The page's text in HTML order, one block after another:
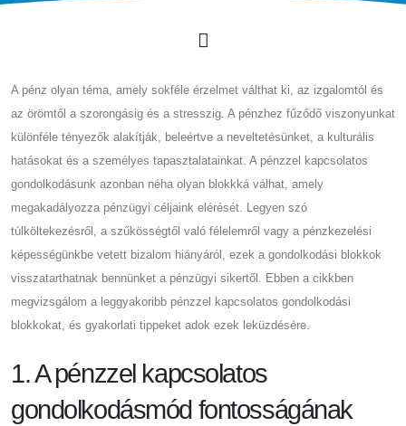
A pénz olyan téma, amely sokféle érzelmet válthat ki, az izgalomtól és
az örömtől a szorongásig és a stresszig. A pénzhez fűződő viszonyunkat
különféle tényezők alakítják, beleértve a neveltetésünket, a kulturális
hatásokat és a személyes tapasztalatainkat. A pénzzel kapcsolatos
gondolkodásunk azonban néha olyan blokkká válhat, amely
megakadályozza pénzügyi céljaink elérését. Legyen szó
túlköltekezésről, a szűkösségtől való félelemről vagy a pénzkezelési
képességünkbe vetett bizalom hiányáról, ezek a gondolkodási blokkok
visszatarthatnak bennünket a pénzügyi sikertől. Ebben a cikkben
megvizsgálom a leggyakoribb pénzzel kapcsolatos gondolkodási
blokkokat, és gyakorlati tippeket adok ezek leküzdésére.
1. A pénzzel kapcsolatos
gondolkodásmód fontosságának